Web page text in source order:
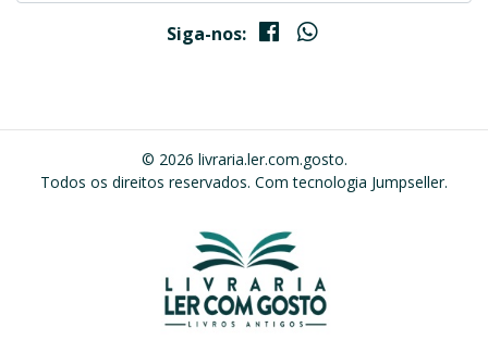
Siga-nos:
© 2026 livraria.ler.com.gosto.
Todos os direitos reservados. Com tecnologia Jumpseller.